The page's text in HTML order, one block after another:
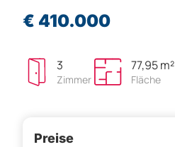
€ 410.000
3
Zimmer
77,95 m²
Fläche
Preise